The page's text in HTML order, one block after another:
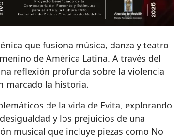
que fusiona música, danza y teatro
de América Latina. A través del
reflexión profunda sobre la violencia
marcado la historia.
de la vida de Evita, explorando
y los prejuicios de una
musical que incluye piezas como No